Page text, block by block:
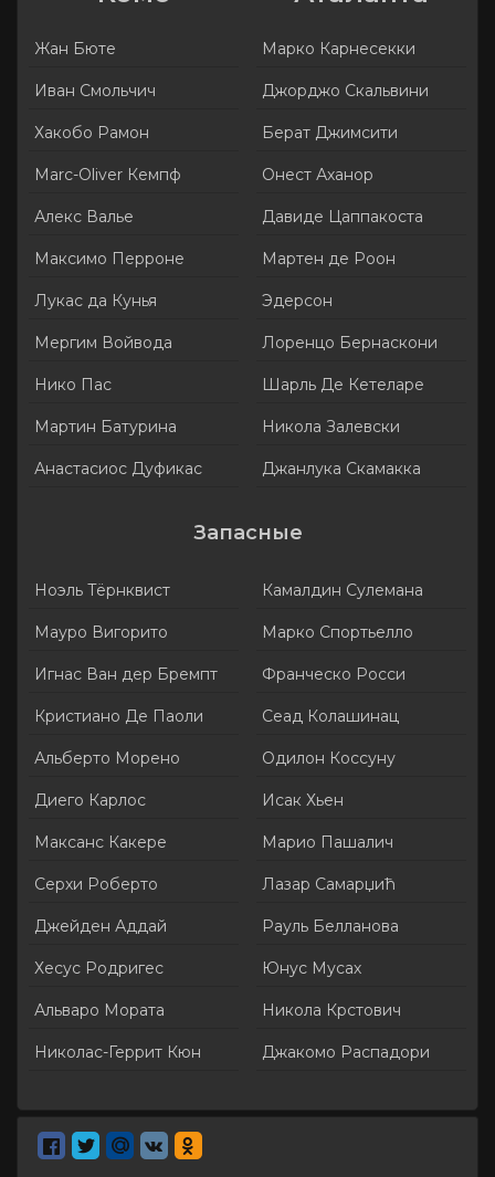
Жан Бюте
Иван Смольчич
Хакобо Рамон
Marc-Oliver Кемпф
Алекс Валье
Максимо Перроне
Лукас да Кунья
Мергим Войвода
Нико Пас
Мартин Батурина
Анастасиос Дуфикас
Марко Карнесекки
Джорджо Скальвини
Берат Джимсити
Онест Аханор
Давиде Цаппакоста
Мартен де Роон
Эдерсон
Лоренцо Бернаскони
Шарль Де Кетеларе
Никола Залевски
Джанлука Скамакка
Запасные
Ноэль Тёрнквист
Мауро Вигорито
Игнас Ван дер Бремпт
Кристиано Де Паоли
Альберто Морено
Диего Карлос
Максанс Какере
Серхи Роберто
Джейден Аддай
Хесус Родригес
Альваро Мората
Николас-Геррит Кюн
Камалдин Сулемана
Марко Спортьелло
Франческо Росси
Сеад Колашинац
Одилон Коссуну
Исак Хьен
Марио Пашалич
Лазар Самарџић
Рауль Белланова
Юнус Мусах
Никола Крстович
Джакомо Распадори